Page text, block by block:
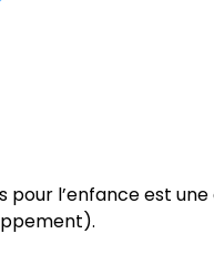
pour l’enfance est